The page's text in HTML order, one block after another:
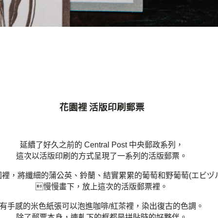
花園裡 活版印刷郵票
延續了好久之前的 Central Post 中央郵政系列，
這次以活版印刷的方式呈現了一系列的活版郵票。
，將纖細的蒲公英、鈴蘭、結實累累的葡萄和野葡萄(エビヅ
慢慢畫下，放上這次的活版郵票裡。
有手感的米色紙張可以泡進咖啡/紅茶裡，染出復古的色調。